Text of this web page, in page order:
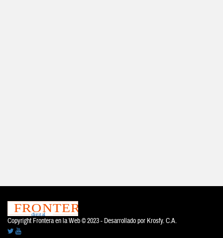
Copyright Frontera en la Web © 2023 - Desarrollado por Krosfy. C.A.